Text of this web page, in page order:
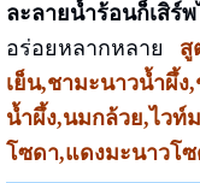
ละลายน้ำร้อนก็เสิร์พ
อร่อยหลากหลาย สู
เย็น,ชามะนาวน้ำผึ้ง
น้ำผึ้ง,นมกล้วย,ไ
โซดา,แดงมะนาวโ